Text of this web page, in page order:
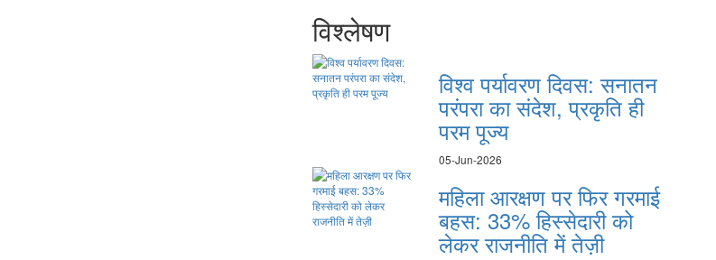
विश्लेषण
विश्व पर्यावरण दिवस: सनातन
परंपरा का संदेश, प्रकृति ही
परम पूज्य
05-Jun-2026
महिला आरक्षण पर फिर गरमाई
बहस: 33% हिस्सेदारी को
लेकर राजनीति में तेज़ी